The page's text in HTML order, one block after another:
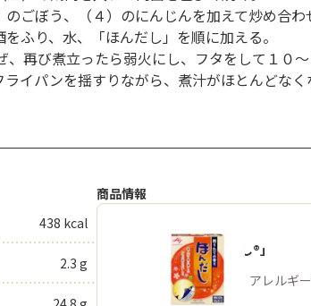
のごぼう、（４）のにんじんを加えて炒め合わ
ふり、水、「ほんだし」を順に加える。
、再び煮立ったら弱火にし、フタをして１０～
イパンを揺すりながら、煮汁がほとんどなく
438 kcal
2.3 g
商品情報
「ほんだし®」
商品・アレルギ
みる